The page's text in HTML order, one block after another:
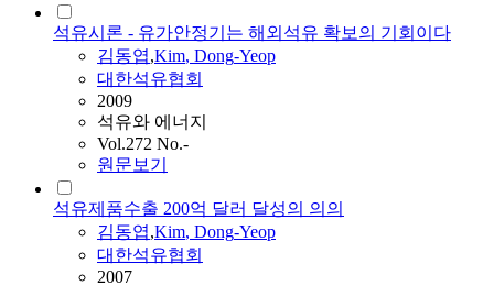
석유시론 - 유가안정기는 해외석유 확보의 기회이다
김동엽,Kim, Dong-Yeop
대한석유협회
2009
석유와 에너지
Vol.272 No.-
원문보기
석유제품수출 200억 달러 달성의 의의
김동엽,Kim, Dong-Yeop
대한석유협회
2007